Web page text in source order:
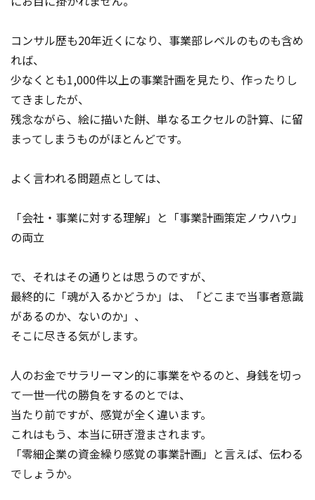
コンサル歴も20年近くになり、事業部レベルのものも含め
れば、
少なくとも1,000件以上の事業計画を見たり、作ったりし
てきましたが、
残念ながら、絵に描いた餅、単なるエクセルの計算、に留
まってしまうものがほとんどです。
よく言われる問題点としては、
「会社・事業に対する理解」と「事業計画策定ノウハウ」
の両立
で、それはその通りとは思うのですが、
最終的に「魂が入るかどうか」は、「どこまで当事者意識
があるのか、ないのか」、
そこに尽きる気がします。
人のお金でサラリーマン的に事業をやるのと、身銭を切っ
て一世一代の勝負をするのとでは、
当たり前ですが、感覚が全く違います。
これはもう、本当に研ぎ澄まされます。
「零細企業の資金繰り感覚の事業計画」と言えば、伝わる
でしょうか。